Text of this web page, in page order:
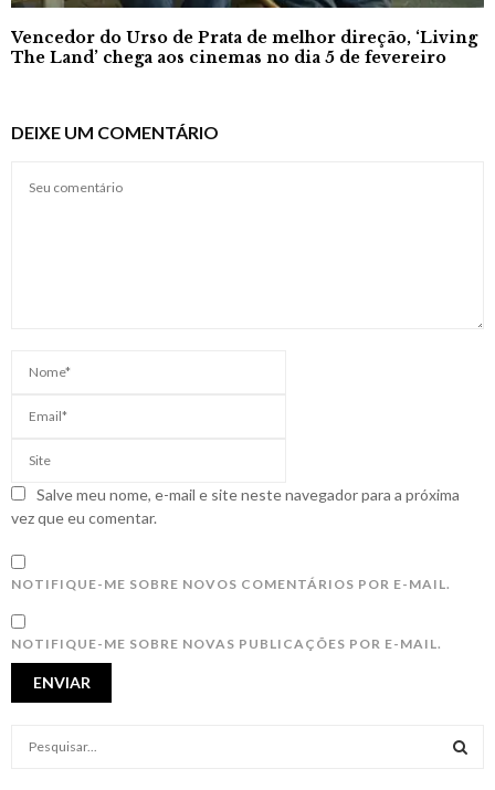
Vencedor do Urso de Prata de melhor direção, ‘Living
The Land’ chega aos cinemas no dia 5 de fevereiro
DEIXE UM COMENTÁRIO
Salve meu nome, e-mail e site neste navegador para a próxima
vez que eu comentar.
NOTIFIQUE-ME SOBRE NOVOS COMENTÁRIOS POR E-MAIL.
NOTIFIQUE-ME SOBRE NOVAS PUBLICAÇÕES POR E-MAIL.